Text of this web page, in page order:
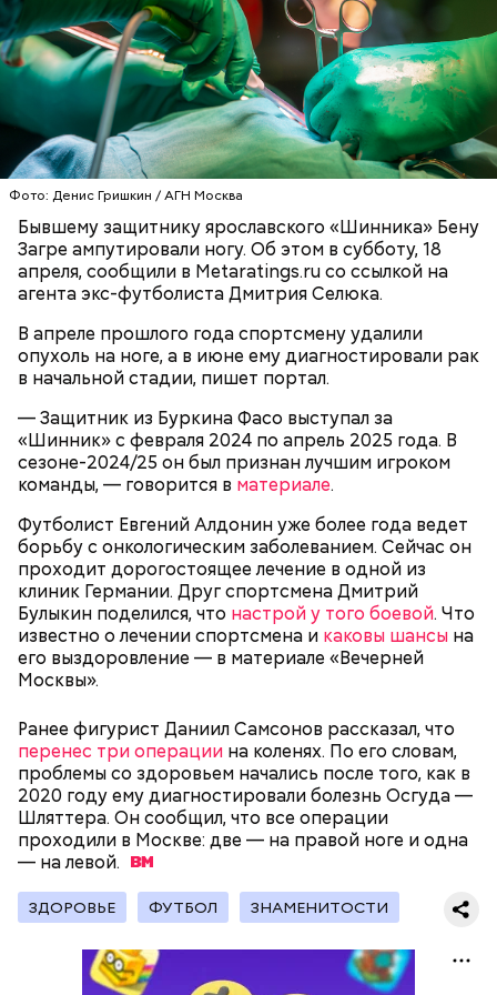
Фото: Денис Гришкин / АГН Москва
Бывшему защитнику ярославского «Шинника» Бену
Загре ампутировали ногу. Об этом в субботу, 18
апреля, сообщили в Metaratings.ru со ссылкой на
агента экс-футболиста Дмитрия Селюка.
В апреле прошлого года спортсмену удалили
опухоль на ноге, а в июне ему диагностировали рак
в начальной стадии, пишет портал.
— Защитник из Буркина Фасо выступал за
«Шинник» с февраля 2024 по апрель 2025 года. В
сезоне-2024/25 он был признан лучшим игроком
команды, — говорится в материале.
Футболист Евгений Алдонин уже более года ведет
борьбу с онкологическим заболеванием. Сейчас он
проходит дорогостоящее лечение в одной из
клиник Германии. Друг спортсмена Дмитрий
Булыкин поделился, что настрой у того боевой. Что
известно о лечении спортсмена и каковы шансы на
его выздоровление — в материале «Вечерней
Москвы».
Ранее фигурист Даниил Самсонов рассказал, что
перенес три операции на коленях. По его словам,
проблемы со здоровьем начались после того, как в
2020 году ему диагностировали болезнь Осгуда —
Шляттера. Он сообщил, что все операции
проходили в Москве: две — на правой ноге и одна
— налевой.
ЗДОРОВЬЕ ФУТБОЛ ЗНАМЕНИТОСТИ
В Международный день холостяка все мужчины
без пары видятся со своими друзьями, устраивают
вечеринки, играют в видеоигры и проводят время,
это возможно, ведь может быть и так, что через год
они уже не будут холостяками.
День малины со сливками
День малины со сливками отмечается в США в
честь вкусового сочетания этой ягоды со сливками.
В этот праздник люди едят не только малину со
сливками, но и другие десерты на основе этих
двух ингредиентов. Их можно купить в магазине
или сделать самостоятельно вместе со своими
родными и близкими.
Ингредиенты:
кабачок;
брынза;
растительное масло;
помидоры черри либо грунтовые.
(это можно сделать на специальной терке),
похожими на спагетти, и уложить в противень.
Дальше нужно добавить немного растительного
масла, соль, а сверху бросить хаотично
порезанную брынзу. Затем добавляются помидоры
черри или грунтовые, — рассказал шеф-повар.
беременным, кормящим женщинам;
людям с ослабленной иммунной системой;
пожилым;
детям.
— Там может содержаться огромное количество
нитратов, которое вызовет головокружение,
гипоксию и ухудшение физического состояния, —
предостерегла Соломатина.